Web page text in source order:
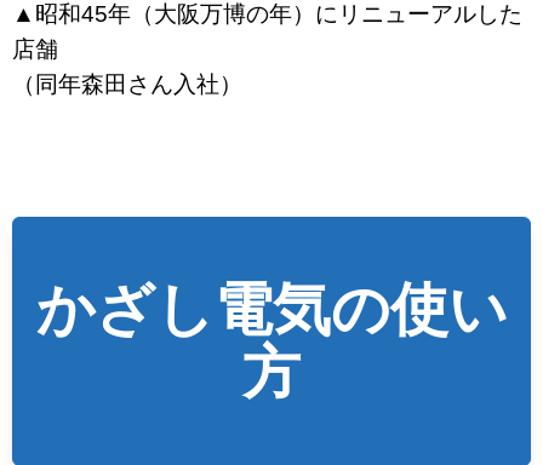
▲昭和45年（大阪万博の年）にリニューアルした
店舗
（同年森田さん入社）
かざし電気の使い
方